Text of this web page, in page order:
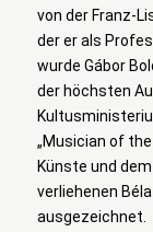
von der Franz-
der er als
wurde Gábor
der höchsten
„Musician of
Künste und
verliehenen
ausgezeichnet.